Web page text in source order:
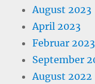
August 2023
April 2023
Februar 2023
September
August 2022